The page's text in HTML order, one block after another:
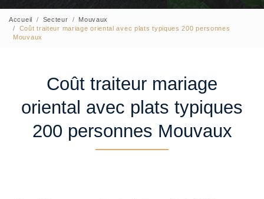
Accueil Secteur
Mouvaux
Coût traiteur mariage oriental avec plats typiques 200 personnes
Mouvaux
Coût traiteur mariage
oriental avec plats typiques
200 personnes Mouvaux